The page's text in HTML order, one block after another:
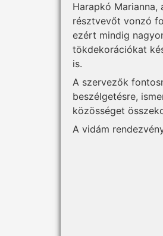
Harapkó
résztvevőt vonzó
ezért mindig
tökdekorációkat
is.
A szervezők
beszélgetésre,
közösséget
A vidám